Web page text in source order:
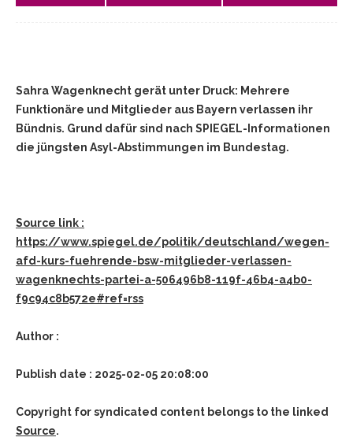
Sahra Wagenknecht gerät unter Druck: Mehrere
Funktionäre und Mitglieder aus Bayern verlassen ihr
Bündnis. Grund dafür sind nach SPIEGEL-Informationen
die jüngsten Asyl-Abstimmungen im Bundestag.
Source link :
https://www.spiegel.de/politik/deutschland/wegen-
afd-kurs-fuehrende-bsw-mitglieder-verlassen-
wagenknechts-partei-a-506496b8-119f-46b4-a4b0-
f9c94c8b572e#ref=rss
Author :
Publish date : 2025-02-05 20:08:00
Copyright for syndicated content belongs to the linked
Source.